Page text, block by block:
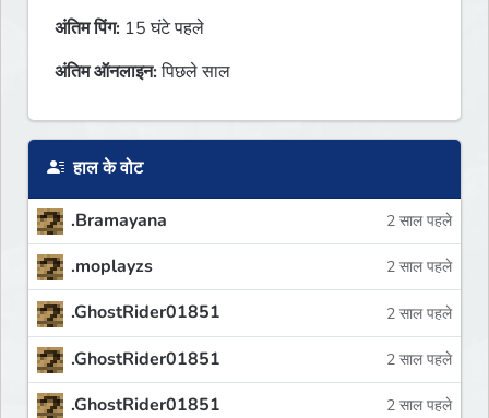
अंतिम पिंग: 15 घंटे पहले
अंतिम ऑनलाइन:पिछले साल
हाल के वोट
.Bramayana 2 साल पहले
.moplayzs 2 साल पहले
.GhostRider01851 2 साल पहले
.GhostRider01851 2 साल पहले
.GhostRider01851 2 साल पहले